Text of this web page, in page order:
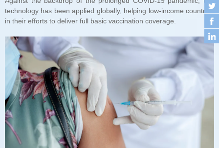
in their efforts to deliver full basic vaccination coverage.